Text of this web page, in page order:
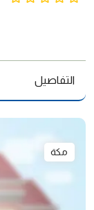
التفاصيل
مكة